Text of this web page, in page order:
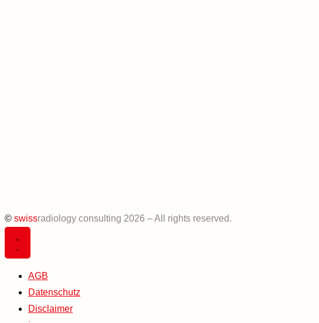
© swissradiology consulting 2026 – All rights reserved.
AGB
Datenschutz
Disclaimer